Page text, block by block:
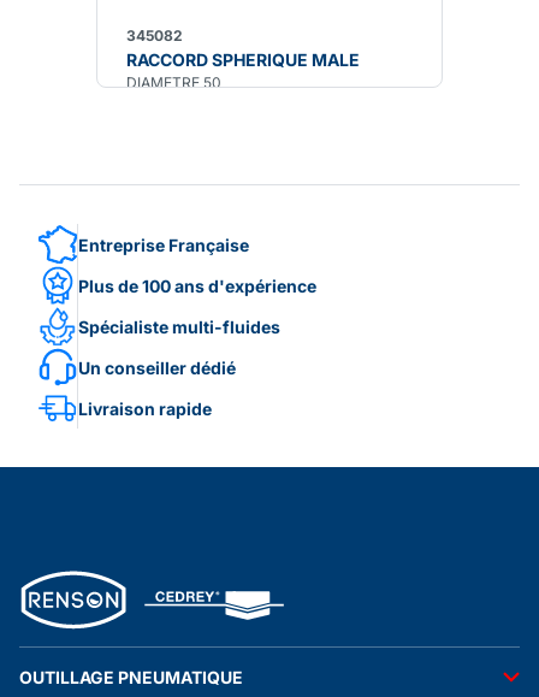
345082
RACCORD SPHERIQUE MALE
DIAMETRE 50
Entreprise Française
Plus de 100 ans d'expérience
Spécialiste multi-fluides
Un conseiller dédié
Livraison rapide
OUTILLAGE PNEUMATIQUE